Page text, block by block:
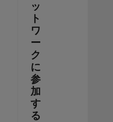
ッ
ト
ワ
ー
ク
に
参
加
す
る